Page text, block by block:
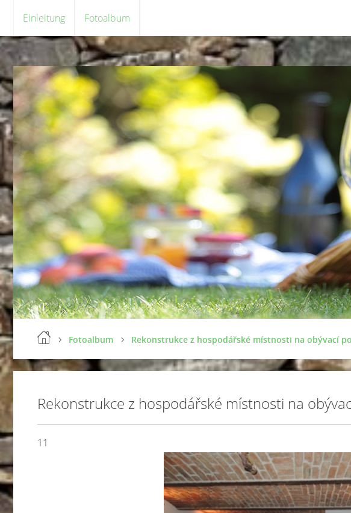
Einleitung Fotoalbum
Fotoalbum Rekonstrukce z hospodářské místnosti na obývací
Rekonstrukce z hospodářské místnosti na
11